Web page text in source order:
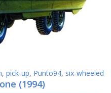
, pick-up, Punto94, six-wheeled
(1994)